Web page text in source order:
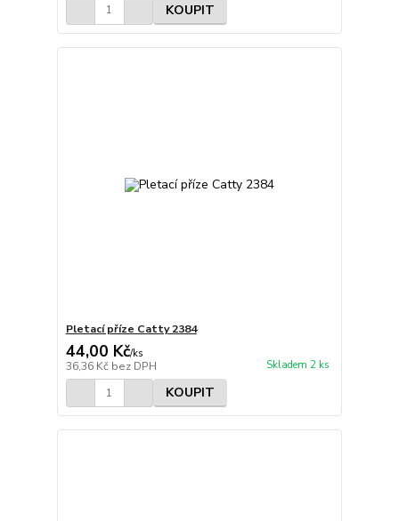
KOUPIT
Pletací příze Catty 2384
44,00 Kč/ks
36,36 Kč bez DPH Skladem 2 ks
KOUPIT